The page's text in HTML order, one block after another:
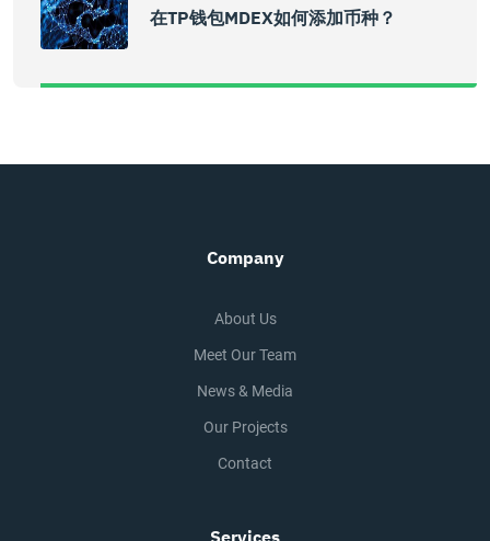
在TP钱包MDEX如何添加币种？
Company
About Us
Meet Our Team
News & Media
Our Projects
Contact
Services